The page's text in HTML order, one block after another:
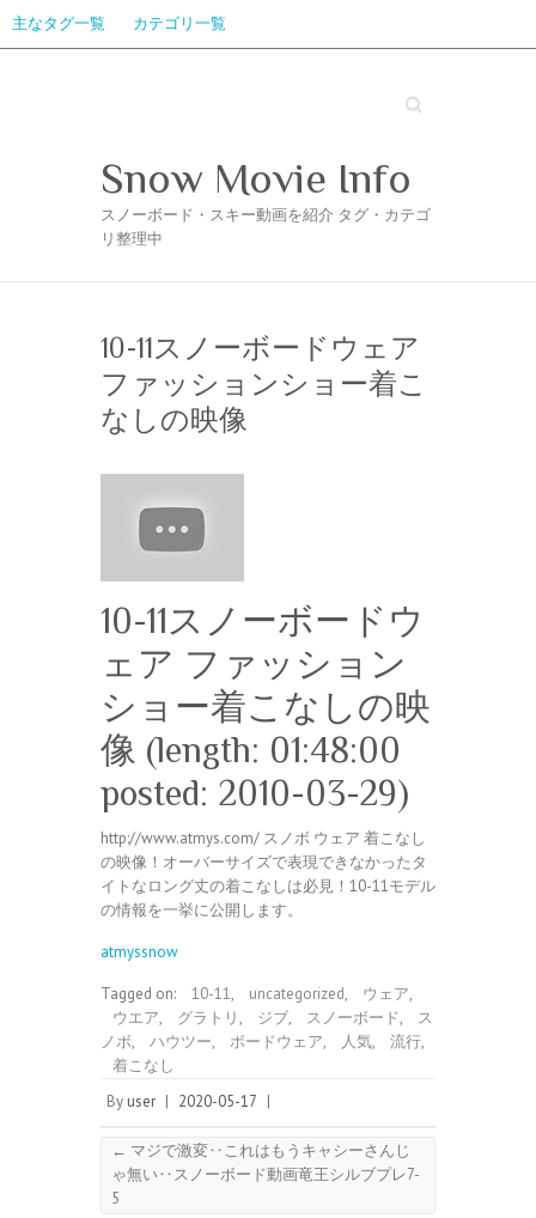
主なタグ一覧 カテゴリ一覧
Search
Snow Movie Info
スノーボード・スキー動画を紹介 タグ・カテゴ
リ整理中
10-11スノーボードウェア
ファッションショー着こ
なしの映像
10-11スノーボードウ
ェア ファッション
ショー着こなしの映
像 (length: 01:48:00
posted: 2010-03-29)
http://www.atmys.com/ スノボ ウェア 着こなし
の映像！オーバーサイズで表現できなかったタ
イトなロング丈の着こなしは必見！10-11モデル
の情報を一挙に公開します。
atmyssnow
Tagged on: 10-11, uncategorized, ウェア,
ウエア, グラトリ, ジブ, スノーボード,
ス
ノボ, ハウツー, ボードウェア, 人気, 流行,
着こなし
By user | 2020-05-17 |
← マジで激変‥これはもうキャシーさんじ
ゃ無い‥スノーボード動画竜王シルブプレ7-
5